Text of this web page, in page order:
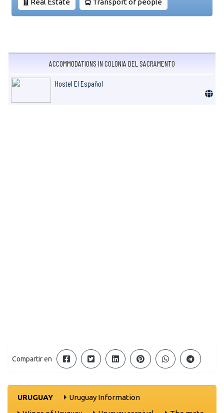
Real Estate Transport of people
ACCOMMODATIONS IN COLONIA DEL SACRAMENTO
Hostel El Español
Compartir en
URUGUAY
Uruguay Information